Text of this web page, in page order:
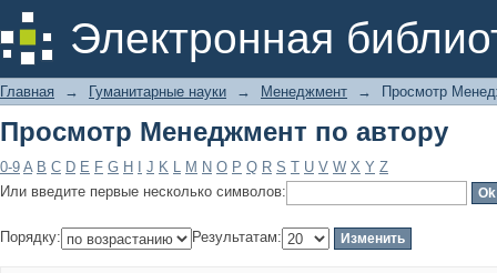
Электронная
Просмотр Менеджмент по автору
Главная → Гуманитарные науки → Менеджмент → Просмотр
Просмотр Менеджмент по автору
0-9 A B C D E F G H J K L M N O P Q R S T U V W X Y Z
Или введите первые несколько символов:
Порядку: Результатам: